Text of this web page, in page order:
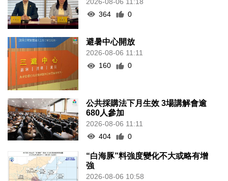
364
0
避暑中心開放
2026-08-06 11:11
160
0
公共採購法下月生效 3場講解會逾
680人參加
2026-08-06 11:11
404
0
“白海豚”料強度變化不大或略有增
強
2026-08-06 10:58